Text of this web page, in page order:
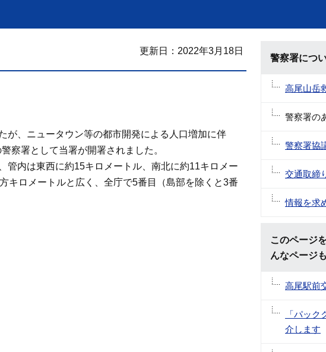
更新日：2022年3月18日
が、ニュータウン等の都市開発による人口増加に伴
察署として当署が開署されました。
管内は東西に約15キロメートル、南北に約11キロメー
キロメートルと広く、全庁で5番目（島部を除くと3番
警察署につ
高尾山岳
警察署の
警察署協
交通取締
情報を求
このページ
んなページ
高尾駅前
「パッ
介します